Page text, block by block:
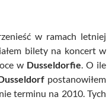
w ramach letniej
bilety na koncert w
w Dusseldorfie. O ile
postanowiłem
terminu na 2010. Tych